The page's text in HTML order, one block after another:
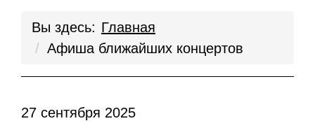
Вы здесь: Главная
Афиша ближайших концертов
27 сентября 2025